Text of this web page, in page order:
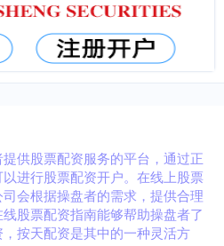
供股票配资服务的平台，通过正
进行股票配资开户。在线上股票
会根据操盘者的需求，提供合理
股票配资指南能够帮助操盘者了
按天配资是其中的一种灵活方